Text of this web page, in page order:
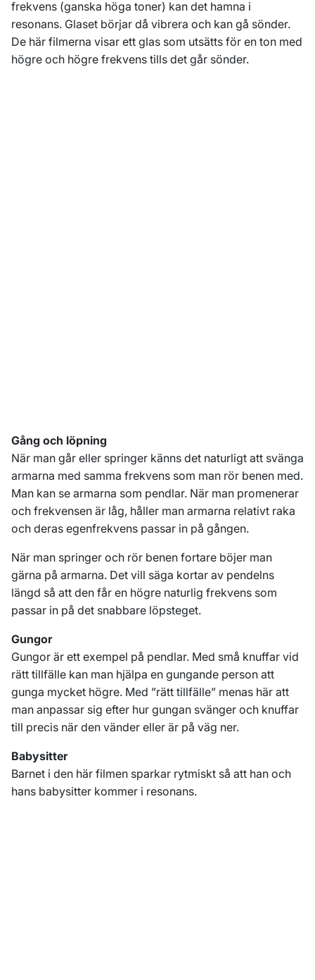
frekvens (ganska höga toner) kan det hamna i
resonans. Glaset börjar då vibrera och kan gå sönder.
De här filmerna visar ett glas som utsätts för en ton med
högre och högre frekvens tills det går sönder.
Gång och löpning
När man går eller springer känns det naturligt att svänga
armarna med samma frekvens som man rör benen med.
Man kan se armarna som pendlar. När man promenerar
och frekvensen är låg, håller man armarna relativt raka
och deras egenfrekvens passar in på gången.
När man springer och rör benen fortare böjer man
gärna på armarna. Det vill säga kortar av pendelns
längd så att den får en högre naturlig frekvens som
passar in på det snabbare löpsteget.
Gungor
Gungor är ett exempel på pendlar. Med små knuffar vid
rätt tillfälle kan man hjälpa en gungande person att
gunga mycket högre. Med ”rätt tillfälle” menas här att
man anpassar sig efter hur gungan svänger och knuffar
till precis när den vänder eller är på väg ner.
Babysitter
Barnet i den här filmen sparkar rytmiskt så att han och
hans babysitter kommer i resonans.